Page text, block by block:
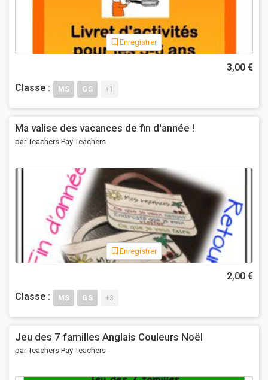
Enregistrer
3,00 €
Classe :
MS GS +1
Ma valise des vacances de fin d'année !
par Teachers Pay Teachers
Enregistrer
2,00 €
Classe :
MS GS +3
Jeu des 7 familles Anglais Couleurs Noël
par Teachers Pay Teachers